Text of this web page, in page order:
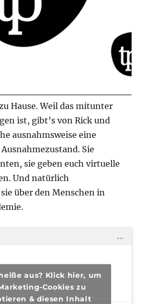
Hause. Weil das mitunter
ist, gibt’s von Rick und
ausnahmsweise eine
Sie
sie geben euch virtuelle
Und natürlich
über den Menschen in
aus? Klick hier, um
Cookies zu
& diesen Inhalt